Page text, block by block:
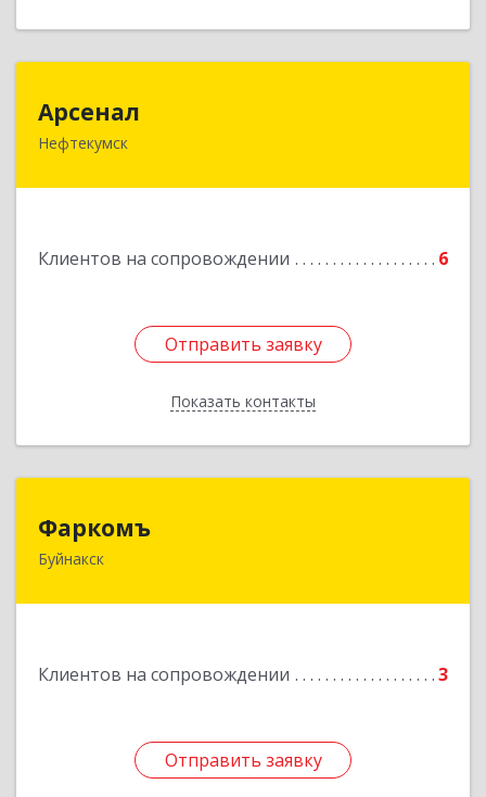
Арсенал
Нефтекумск
Клиентов на сопровождении 6
Отправить заявку
Показать контакты
Отправить заявку
Назад
Фаркомъ
Буйнакск
Клиентов на сопровождении 3
Отправить заявку
Отправить заявку